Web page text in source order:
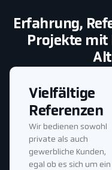
Erfahrung,
Projekte mit
Vielfältige
Referenzen
Wir bedienen sowohl
private als auch
gewerbliche Kunden,
egal ob es sich um ein